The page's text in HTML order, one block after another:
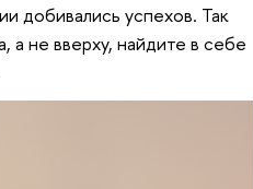
добивались успехов. Так
а не вверху, найдите в себе